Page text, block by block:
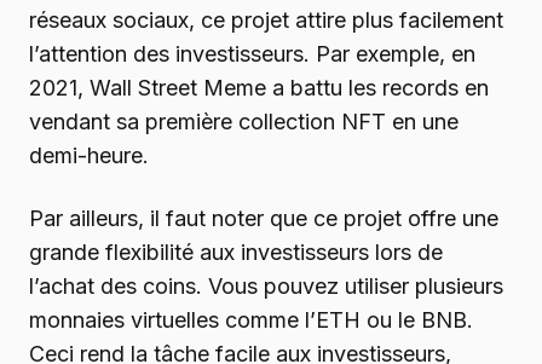
réseaux sociaux, ce projet attire plus facilement
l’attention des investisseurs. Par exemple, en
2021, Wall Street Meme a battu les records en
vendant sa première collection NFT en une
demi-heure.
Par ailleurs, il faut noter que ce projet offre une
grande flexibilité aux investisseurs lors de
l’achat des coins. Vous pouvez utiliser plusieurs
monnaies virtuelles comme l’ETH ou le BNB.
Ceci rend la tâche facile aux investisseurs,